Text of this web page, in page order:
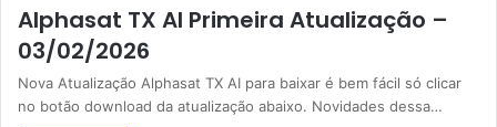
Alphasat TX AI Primeira Atualização –
03/02/2026
Nova Atualização Alphasat TX AI para baixar é bem fácil só clicar
no botão download da atualização abaixo. Novidades dessa…